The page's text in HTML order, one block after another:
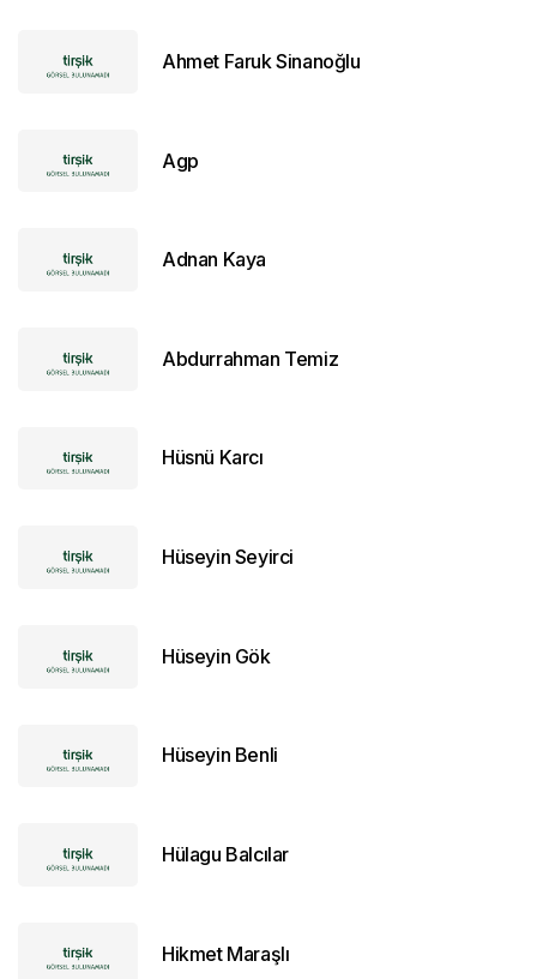
Ahmet Faruk Sinanoğlu
Agp
Adnan Kaya
Abdurrahman Temiz
Hüsnü Karcı
Hüseyin Seyirci
Hüseyin Gök
Hüseyin Benli
Hülagu Balcılar
Hikmet Maraşlı